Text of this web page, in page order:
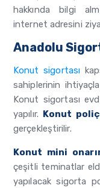
hakkında bilgi
internet adresini
Anadolu
Konut sigortası
sahiplerinin
Konut sigortası
yapılır. Konut
gerçekleştirilir.
Konut mini
çeşitli teminatlar
yapılacak sigorta